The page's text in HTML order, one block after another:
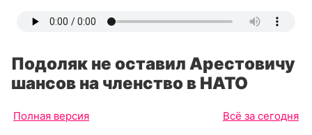
Подоляк не оставил Арестовичу
шансов на членство в НАТО
Полная версия Всё за сегодня